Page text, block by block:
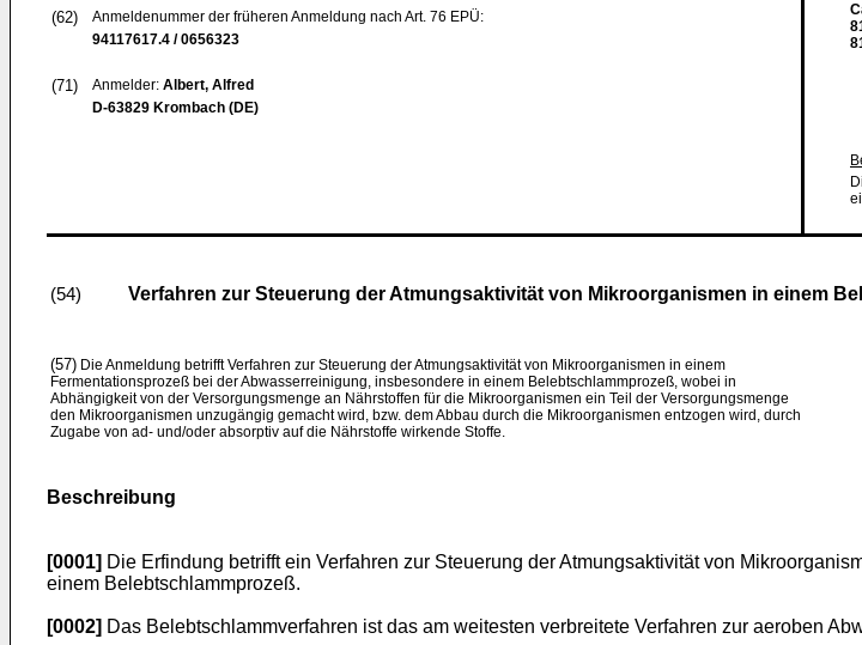
(62)
Anmeldenummer der früheren Anmeldung nach Art. 76 EPÜ:
94117617.4 / 0656323
(71) Anmelder: Albert, Alfred
D-63829 Krombach (DE)
(54) Verfahren zur Steuerung der Atmungsaktivität von Mikroorganismen in einem
(57) Die Anmeldung betrifft Verfahren zur Steuerung der Atmungsaktivität von Mikroorganismen in einem
Fermentationsprozeß bei der Abwasserreinigung, insbesondere in einem Belebtschlammprozeß, wobei in
Abhängigkeit von der Versorgungsmenge an Nährstoffen für die Mikroorganismen ein Teil der Versorgungsmenge
den Mikroorganismen unzugängig gemacht wird, bzw. dem Abbau durch die Mikroorganismen entzogen wird, durch
Zugabe von ad- und/oder absorptiv auf die Nährstoffe wirkende Stoffe.
Beschreibung
[0001] Die Erfindung betrifft ein Verfahren zur Steuerung der Atmungsaktivität von
einem Belebtschlammprozeß.
[0002] Das Belebtschlammverfahren ist das am weitesten verbreitete Verfahren zur aeroben